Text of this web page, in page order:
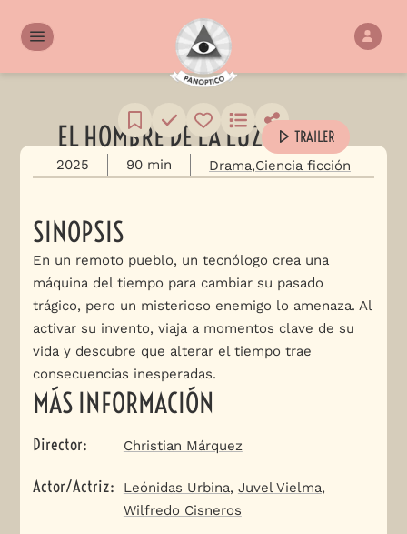
EL HOMBRE DE LA LUZ TRAILER
2025 90 min Drama Ciencia ficción
SINOPSIS
En un remoto pueblo, un tecnólogo crea una
máquina del tiempo para cambiar su pasado
trágico, pero un misterioso enemigo lo amenaza. Al
activar su invento, viaja a momentos clave de su
vida y descubre que alterar el tiempo trae
consecuencias inesperadas.
MÁS INFORMACIÓN
Director: Christian Márquez
Actor/Actriz: Leónidas Urbina, Juvel Vielma,
Wilfredo Cisneros